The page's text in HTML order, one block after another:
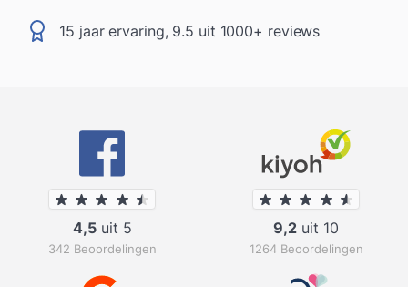
15 jaar ervaring, 9.5 uit 1000+ reviews
4,5uit 5
342 Beoordelingen
9,2 uit 10
1264 Beoordelingen